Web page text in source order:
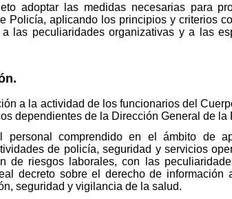
adoptar las medidas necesarias para
Policía, aplicando los principios y criterios
las peculiaridades organizativas y a las
a la actividad de los funcionarios del
dependientes de la Dirección General de la
comprendido en el ámbito de
de policía, seguridad y servicios
de riesgos laborales, con las
decreto sobre el derecho de información
seguridad y vigilancia de la salud.